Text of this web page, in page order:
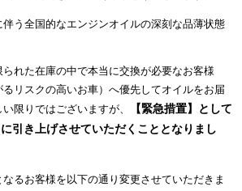
う全国的なエンジンオイルの深刻な品薄状態
れた在庫の中で本当に交換が必要なお客様
るリスクの高いお車）へ優先してオイルをお届
限りではございますが、
【緊急措置】として
引き上げさせていただくこととなりまし
るお客様を以下の通り変更させていただきま